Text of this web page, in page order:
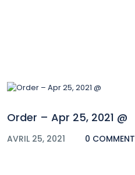
Order – Apr 25, 2021 @
AVRIL 25, 2021 0 COMMENT